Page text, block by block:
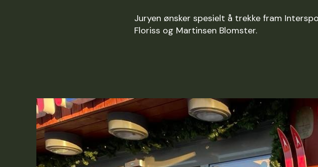
Juryen ønsker spesielt å trekke fram
Floriss og Martinsen Blomster.